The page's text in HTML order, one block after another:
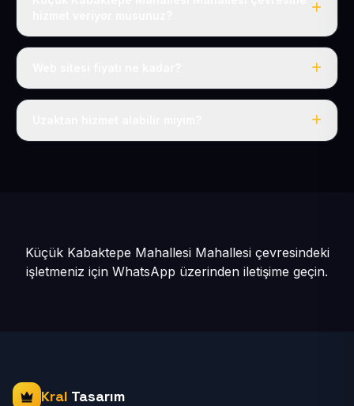
Evet, Küçük Kabaktepe Mahallesi dahil tüm Sarız ve
Tek fiyat: yılda 50 USD + KDV, her şey dahil.
Küçük Kabaktepe Mahallesi Mahallesi çevresindeki
işletmeniz için WhatsApp üzerinden iletişime geçin.
Kral Tasarım